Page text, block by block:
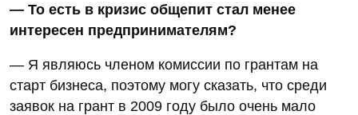
— То есть в кризис общепит стал менее
интересен предпринимателям?
— Я являюсь членом комиссии по грантам на
старт бизнеса, поэтому могу сказать, что среди
заявок на грант в 2009 году было очень мало